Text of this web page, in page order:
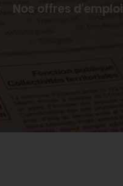
Nos offres d'emploi